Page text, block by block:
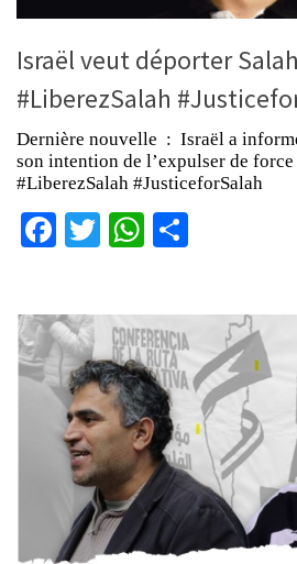
Israël veut déporter
#LiberezSalah
Dernière nouvelle : Israël a
son intention de l’expulser de
#LiberezSalah #JusticeforSalah
Facebook
TwitterWhatsApp